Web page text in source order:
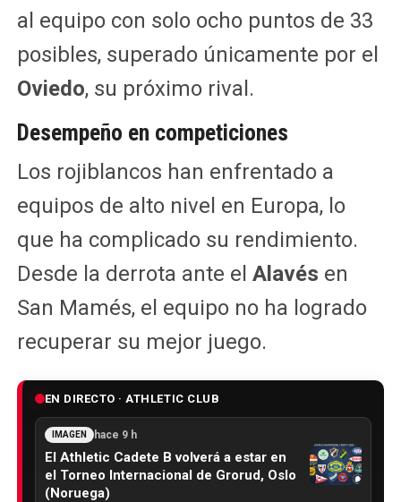
al equipo con solo ocho puntos de 33
posibles, superado únicamente por el
Oviedo, su próximo rival.
Desempeño en competiciones
Los rojiblancos han enfrentado a
equipos de alto nivel en Europa, lo
que ha complicado su rendimiento.
Desde la derrota ante el Alavés en
San Mamés, el equipo no ha logrado
recuperar su mejor juego.
EN DIRECTO · ATHLETIC CLUB
IMAGEN hace 9 h
El Athletic Cadete B volverá a estar en
el Torneo Internacional de Grorud, Oslo
(Noruega)